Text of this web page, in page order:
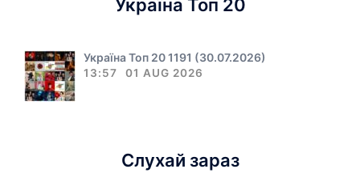
Україна Топ 20
Україна Топ 20 1191 (30.07.2026)
13:57 01 AUG 2026
Слухай зараз